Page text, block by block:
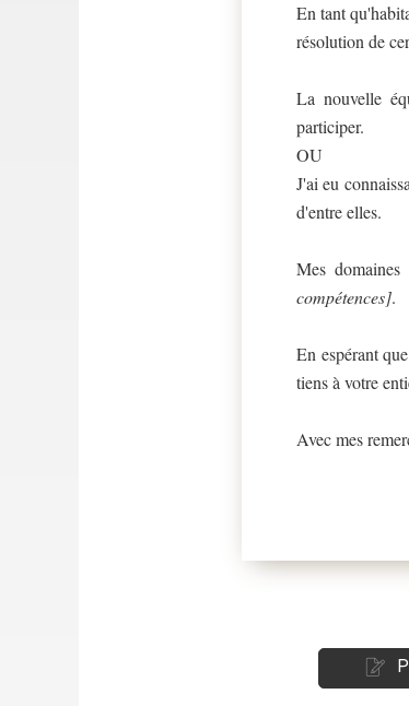
En tant
résolution de
La nouvelle
participer.
OU
J'ai eu
d'entre elles.
Mes
compétences].
En espérant
tiens à votre
Avec mes